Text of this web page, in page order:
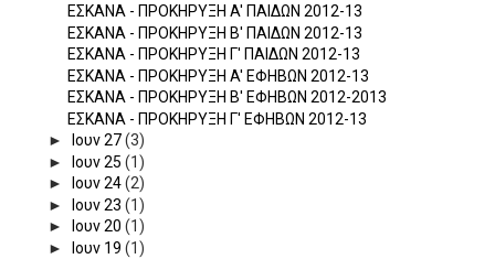
ΕΣΚΑΝΑ - ΠΡΟΚΗΡΥΞΗ A' ΠΑΙΔΩΝ 2012-13
ΕΣΚΑΝΑ - ΠΡΟΚΗΡΥΞΗ B' ΠΑΙΔΩΝ 2012-13
ΕΣΚΑΝΑ - ΠΡΟΚΗΡΥΞΗ Γ' ΠΑΙΔΩΝ 2012-13
ΕΣΚΑΝΑ - ΠΡΟΚΗΡΥΞΗ A' ΕΦΗΒΩΝ 2012-13
ΕΣΚΑΝΑ - ΠΡΟΚΗΡΥΞΗ B' ΕΦΗΒΩΝ 2012-2013
ΕΣΚΑΝΑ - ΠΡΟΚΗΡΥΞΗ Γ' ΕΦΗΒΩΝ 2012-13
►
Ιουν 27(3)
►
Ιουν 25 (1)
►
Ιουν 24(2)
►
Ιουν 23 (1)
►
Ιουν 20 (1)
►
Ιουν 19 (1)